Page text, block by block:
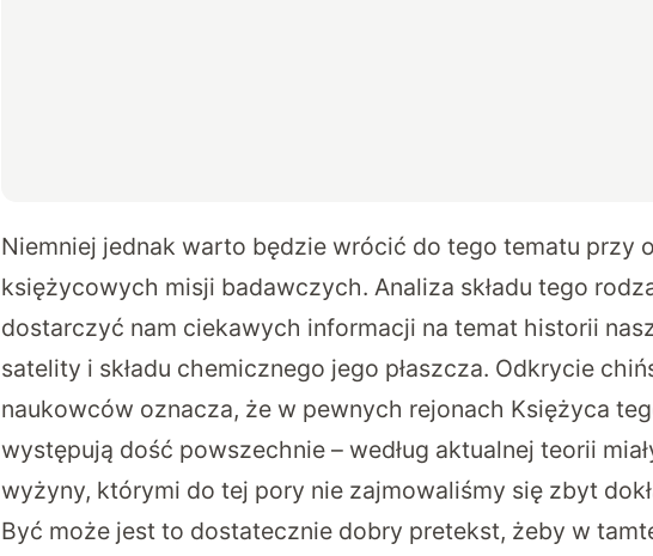
Niemniej jednak warto będzie wrócić do tego tematu przy
księżycowych misji badawczych. Analiza składu tego
dostarczyć nam ciekawych informacji na temat historii
satelity i składu chemicznego jego płaszcza. Odkrycie
naukowców oznacza, że w pewnych rejonach Księżyca
występują dość powszechnie – według aktualnej teorii
wyżyny, którymi do tej pory nie zajmowaliśmy się zbyt
Być może jest to dostatecznie dobry pretekst, żeby w